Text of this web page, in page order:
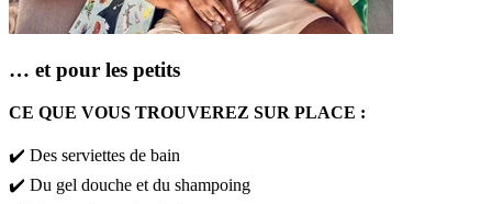
… et pour les petits
CE QUE VOUS TROUVEREZ SUR PLACE :
✔️ Des serviettes de bain​
✔️ Du gel douche et du shampoing​